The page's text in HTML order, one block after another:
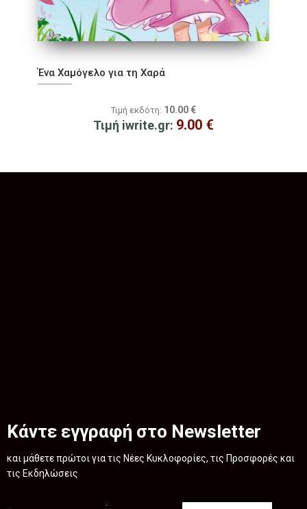
Ένα Χαμόγελο για τη Χαρά
Τιμή εκδότη: 10.00 €
Τιμή iwrite.gr: 9.00 €
Κάντε εγγραφή στο Newsletter
και μάθετε πρώτοι για τις Νέες Κυκλοφορίες, τις Προσφορές και
τις Εκδηλώσεις
.